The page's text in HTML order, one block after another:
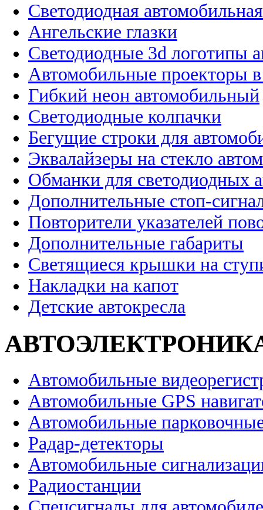
Светодиодная
Ангельские глазки
Светодиодные 3d логотипы
Автомобильные проекторы
Гибкий неон автомобильный
Светодиодные колпачки
Бегущие строки для
Эквалайзеры на стекло
Обманки для светодиодных
Дополнительные стоп-
Повторители указателей
Дополнительные габариты
Светящиеся крышки на
Накладки на капот
Детские автокресла
Автомобильные
Автомобильные GPS
Автомобильные
Радар-детекторы
Автомобильные
Радиостанции